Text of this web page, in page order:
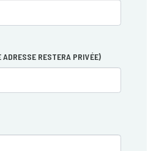
RESTERA PRIVÉE)